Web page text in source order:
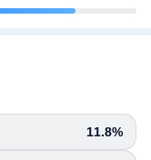
11.8%